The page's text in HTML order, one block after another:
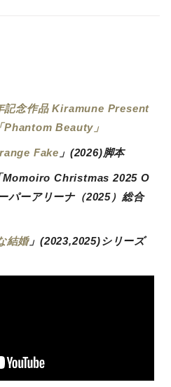
記念作品 Kiramune Present
Beauty」
Fake 」(2026)脚本
Momoiro Christmas 2025 O
パーアリーナ（2025）総合
結婚」(2023,2025)シリーズ